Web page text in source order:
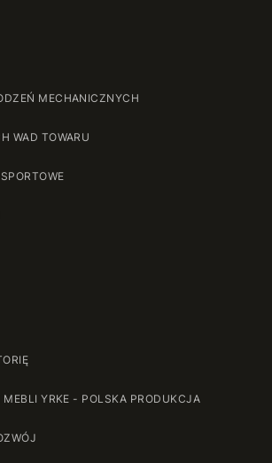
MECHANICZNYCH
WAD TOWARU
MEBLI YRKE - POLSKA PRODUKCJA